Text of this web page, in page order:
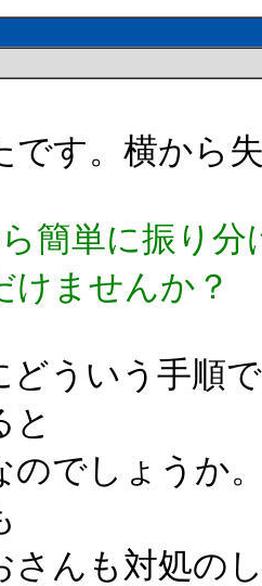
です。横から
簡単に振り
けませんか？
どういう手順
と
のでしょうか
さんも対処の